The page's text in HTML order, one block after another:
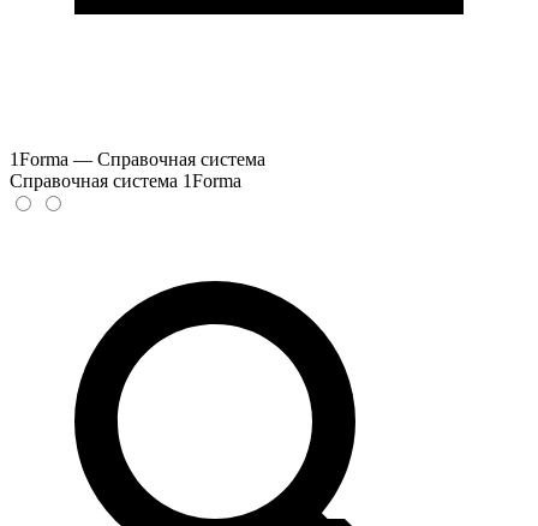
1Forma — Справочная система
Справочная система 1Forma